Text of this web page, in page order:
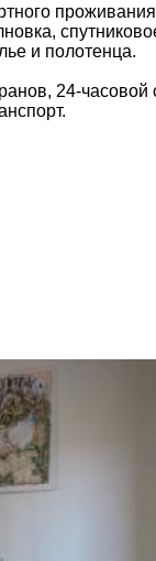
и полотенца.
24-часовой